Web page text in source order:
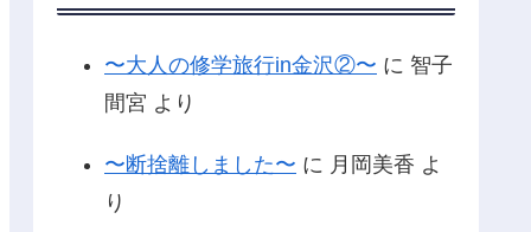
〜大人の修学旅行in金沢②〜 に 智子
間宮 より
〜断捨離しました〜 に 月岡美香 よ
り